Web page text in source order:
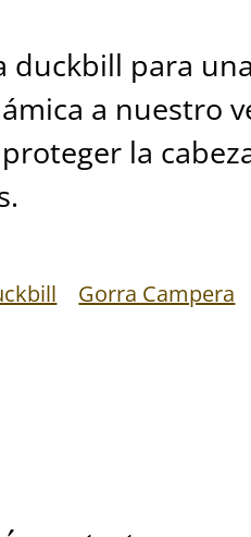
duckbill para
a nuestro
la
Gorra Campera